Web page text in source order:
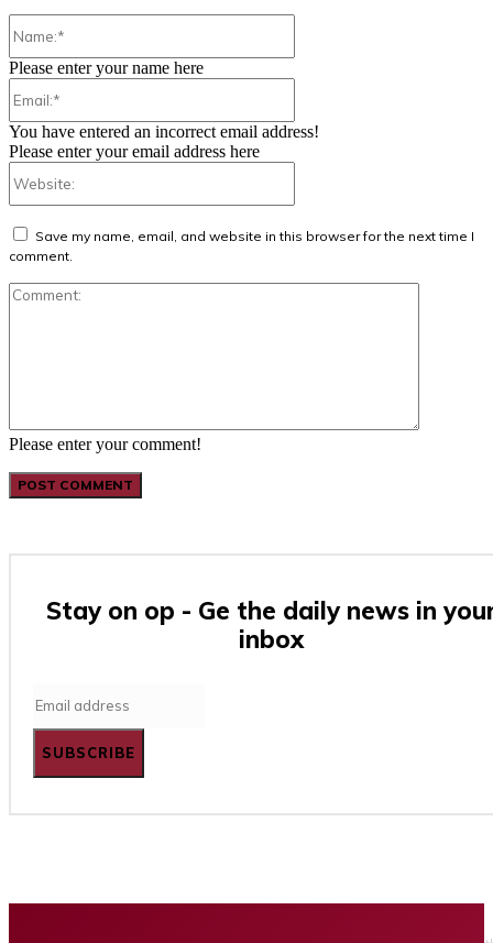
Please enter your comment!
Please enter your name here
You have entered an incorrect email address!
Please enter your email address here
Save my name, email, and website in this browser for the next time I
comment.
Stay on op - Ge the daily news in
inbox
SUBSCRIBE